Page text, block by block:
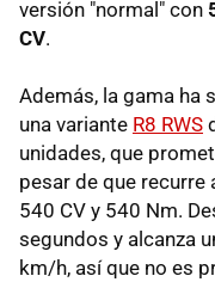
versión "normal" con
CV.
Además, la gama ha
una variante R8 RWS
unidades, que
pesar de que recurre
540 CV y 540 Nm.
segundos y alcanza
km/h, así que no es